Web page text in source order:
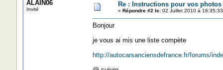
ALAIN06
Invité
Re : Instructions pour vos photos
« Répondre #2 le:02 Juillet 2010 à
Bonjour
je vous ai mis une liste compète
http://autocarsanciensdefrance.fr/forums/